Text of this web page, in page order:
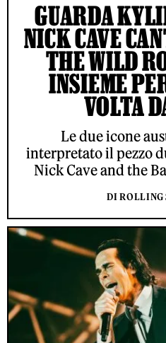
GUARDA
NICK CAVE
THE WILD
INSIEME
VOLTA
Le due icone
interpretato il pezzo
Nick Cave and the
DI ROLLING